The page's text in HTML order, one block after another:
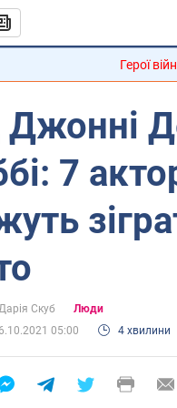
Герої
Джонні
7
Скуб
Люди
6.10.2021 05:00
4 хвилини